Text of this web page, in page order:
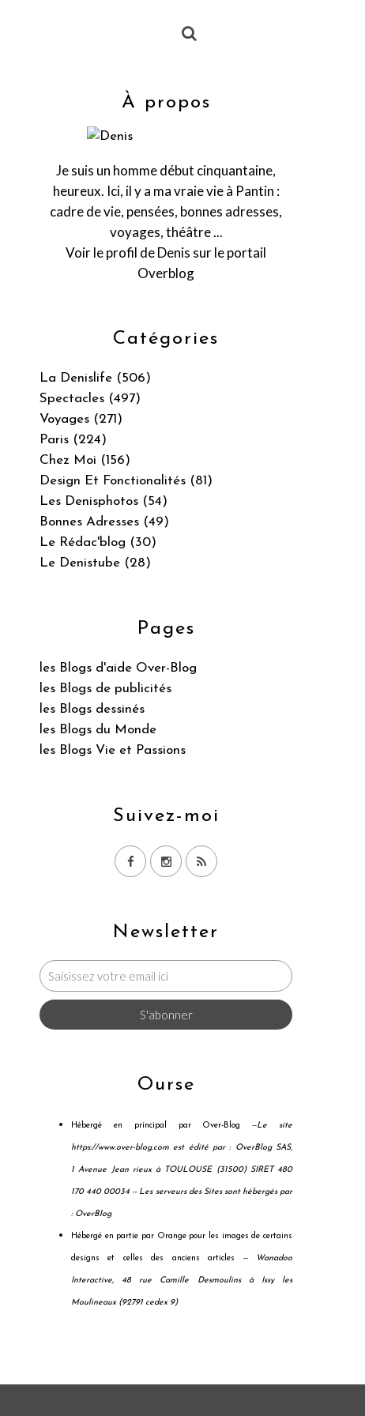
Newsletter
Catégories
La Denislife (506)
Spectacles (497)
Voyages (271)
Paris (224)
Chez Moi (156)
Design Et Fonctionalités (81)
Les Denisphotos (54)
Bonnes Adresses (49)
Le Rédac'blog (30)
Le Denistube (28)
Pages
les Blogs d'aide Over-Blog
les Blogs de publicités
les Blogs dessinés
les Blogs du Monde
les Blogs Vie et Passions
Suivez-moi
À propos
Je suis un homme début cinquantaine,
heureux. Ici, il y a ma vraie vie à Pantin :
cadre de vie, pensées, bonnes adresses,
voyages, théâtre ...
Voir le profil deDenis sur le portail
Overblog
Ourse
Hébergé en principal par Over-Blog --Le site
https://www.over-blog.com est édité par : OverBlog SAS,
1 Avenue Jean rieux à TOULOUSE (31500) SIRET 480
170 440 00034 -- Les serveurs des Sites sont hébergés par
: OverBlog
Hébergé en partie par Orange pour les images de certains
designs et celles des anciens articles -- Wanadoo
Interactive, 48 rue Camille Desmoulins à Issy les
Moulineaux (92791 cedex 9)